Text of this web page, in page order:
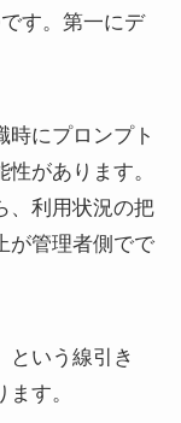
す。第一にデ
時にプロンプト
があります。
、利用状況の把
が管理者側でで
という線引き
す。